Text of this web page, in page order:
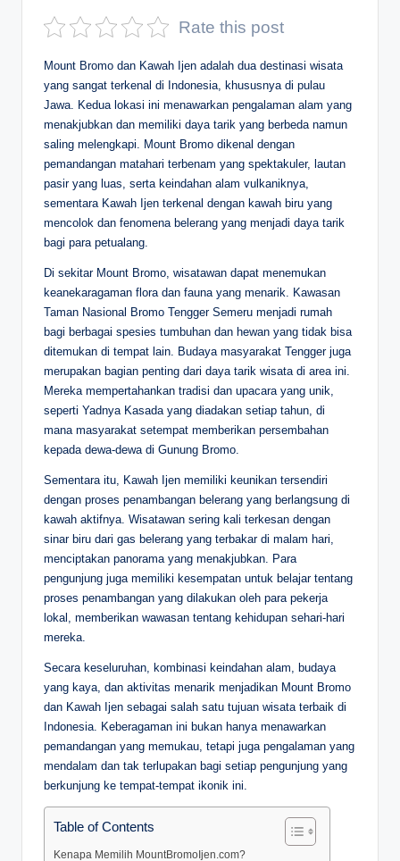
D
Rate this post
Mount Bromo dan Kawah Ijen adalah dua destinasi wisata
yang sangat terkenal di Indonesia, khususnya di pulau
Jawa. Kedua lokasi ini menawarkan pengalaman alam yang
menakjubkan dan memiliki daya tarik yang berbeda namun
saling melengkapi. Mount Bromo dikenal dengan
pemandangan matahari terbenam yang spektakuler, lautan
pasir yang luas, serta keindahan alam vulkaniknya,
sementara Kawah Ijen terkenal dengan kawah biru yang
mencolok dan fenomena belerang yang menjadi daya tarik
bagi para petualang.
Di sekitar Mount Bromo, wisatawan dapat menemukan
keanekaragaman flora dan fauna yang menarik. Kawasan
Taman Nasional Bromo Tengger Semeru menjadi rumah
bagi berbagai spesies tumbuhan dan hewan yang tidak bisa
ditemukan di tempat lain. Budaya masyarakat Tengger juga
merupakan bagian penting dari daya tarik wisata di area ini.
Mereka mempertahankan tradisi dan upacara yang unik,
seperti Yadnya Kasada yang diadakan setiap tahun, di
mana masyarakat setempat memberikan persembahan
kepada dewa-dewa di Gunung Bromo.
Sementara itu, Kawah Ijen memiliki keunikan tersendiri
dengan proses penambangan belerang yang berlangsung di
kawah aktifnya. Wisatawan sering kali terkesan dengan
sinar biru dari gas belerang yang terbakar di malam hari,
menciptakan panorama yang menakjubkan. Para
pengunjung juga memiliki kesempatan untuk belajar tentang
proses penambangan yang dilakukan oleh para pekerja
lokal, memberikan wawasan tentang kehidupan sehari-hari
mereka.
Secara keseluruhan, kombinasi keindahan alam, budaya
yang kaya, dan aktivitas menarik menjadikan Mount Bromo
dan Kawah Ijen sebagai salah satu tujuan wisata terbaik di
Indonesia. Keberagaman ini bukan hanya menawarkan
pemandangan yang memukau, tetapi juga pengalaman yang
mendalam dan tak terlupakan bagi setiap pengunjung yang
berkunjung ke tempat-tempat ikonik ini.
Table of Contents
Kenapa Memilih MountBromoIjen.com?